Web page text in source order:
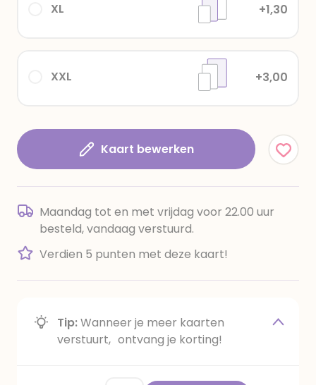
XXL +3,00
XL +1,30
Kaart bewerken
Maandag tot en met vrijdag voor 22.00 uur
besteld, vandaag verstuurd.
Verdien 5 punten met deze kaart!
Tip:Wanneer je meer kaarten
verstuurt, ontvang je korting!